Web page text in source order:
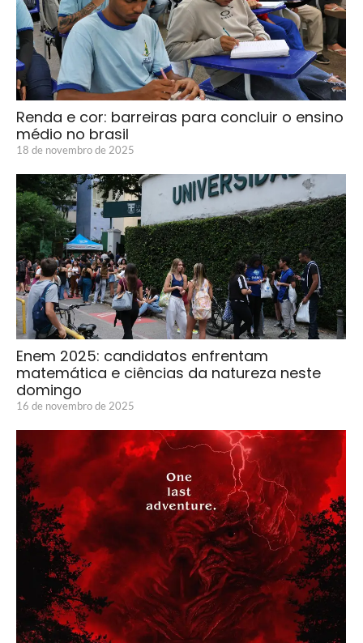
Renda e cor: barreiras para concluir o ensino
médio no brasil
18 de novembro de 2025
Enem 2025: candidatos enfrentam
matemática e ciências da natureza neste
domingo
16 de novembro de 2025